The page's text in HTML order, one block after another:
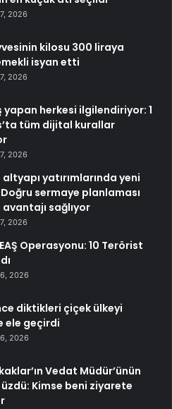
2026
kilosu 300 liraya
isyan etti
2026
yapan herkesi ilgilendiriyor: 1
tüm dijital kurallar
2026
altyapı yatırımlarında yeni
sermaye planlaması
sağlıyor
2026
Operasyonu: 10 Terörist
2026
diktikleri çiçek ülkeyi
ele geçirdi
2026
Vedat Müdür’ünün
Kimse beni ziyarete